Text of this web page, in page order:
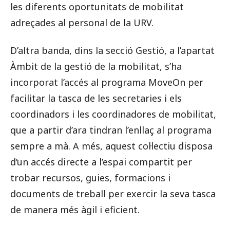
les diferents oportunitats de mobilitat
adreçades al personal de la URV.
D’altra banda, dins la secció Gestió, a l’apartat
Àmbit de la gestió de la mobilitat, s’ha
incorporat l’accés al programa MoveOn per
facilitar la tasca de les secretaries i els
coordinadors i les coordinadores de mobilitat,
que a partir d’ara tindran l’enllaç al programa
sempre a mà. A més, aquest col·lectiu disposa
d’un accés directe a l’espai compartit per
trobar recursos, guies, formacions i
documents de treball per exercir la seva tasca
de manera més àgil i eficient.